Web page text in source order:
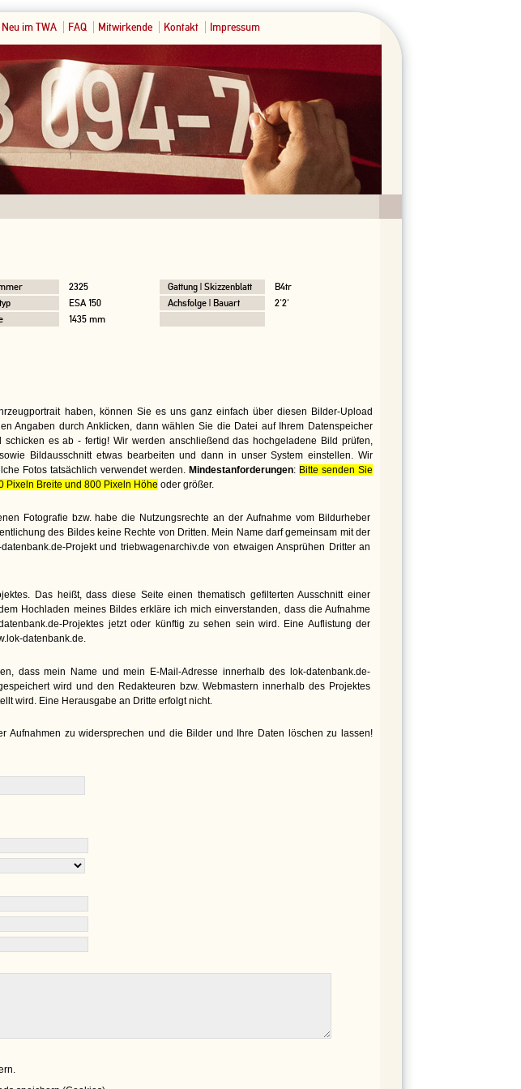
Neu im TWA FAQ Mitwirkende Kontakt Impressum
2325 Gattung | Skizzenblatt
B4tr
ESA 150 Achsfolge | Bauart
2'2'
1435 mm
haben, können Sie es uns ganz einfach über diesen Bilder-Upload
Angaben durch Anklicken, dann wählen Sie die Datei auf Ihrem Datenspeicher
es ab - fertig! Wir werden anschließend das hochgeladene Bild prüfen,
Bildausschnitt etwas bearbeiten und dann in unser System einstellen. Wir
Fotos tatsächlich verwendet werden. Mindestanforderungen: Bitte senden Sie
Pixeln Breite und 800 Pixeln Höhe oder größer.
Fotografie bzw. habe die Nutzungsrechte an der Aufnahme vom Bildurheber
des Bildes keine Rechte von Dritten. Mein Name darf gemeinsam mit der
Projekt und triebwagenarchiv.de von etwaigen Ansprühen Dritter an
Das heißt, dass diese Seite einen thematisch gefilterten Ausschnitt einer
Hochladen meines Bildes erkläre ich mich einverstanden, dass die Aufnahme
Projektes jetzt oder künftig zu sehen sein wird. Eine Auflistung der
datenbank.de.
dass mein Name und mein E-Mail-Adresse innerhalb des lok-datenbank.de-
wird und den Redakteuren bzw. Webmastern innerhalb des Projektes
wird. Eine Herausgabe an Dritte erfolgt nicht.
Aufnahmen zu widersprechen und die Bilder und Ihre Daten löschen zu lassen!